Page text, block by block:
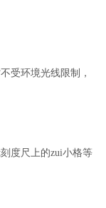
受环境光线限制，
度尺上的zui小格等